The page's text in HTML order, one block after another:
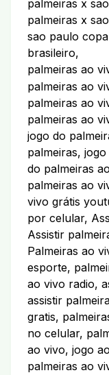
palmeiras x
palmeiras x
sao paulo
brasileiro,
palmeiras ao
palmeiras ao
palmeiras ao
palmeiras ao
jogo do
palmeiras,
do palmeiras
palmeiras ao
vivo grátis
por celular,
Assistir
Palmeiras ao
esporte,
ao vivo radio,
assistir
gratis,
no celular,
ao vivo, jogo
palmeiras ao